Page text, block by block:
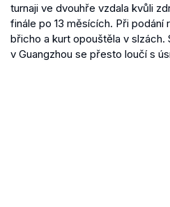
turnaji ve dvouhře vzdala kvůli
finále po 13 měsících. Při
břicho a kurt opouštěla v slzách.
v Guangzhou se přesto loučí s